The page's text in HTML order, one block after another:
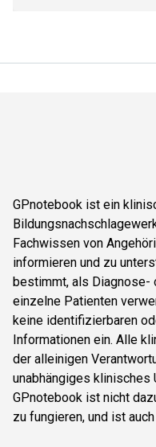
GPnotebook ist ein
Fachwissen von
informieren und zu
bestimmt, als Diagnose-
einzelne Patienten
keine identifizierbaren
Informationen ein. Alle
der alleinigen
unabhängiges klinisches
GPnotebook ist nicht
zu fungieren, und ist